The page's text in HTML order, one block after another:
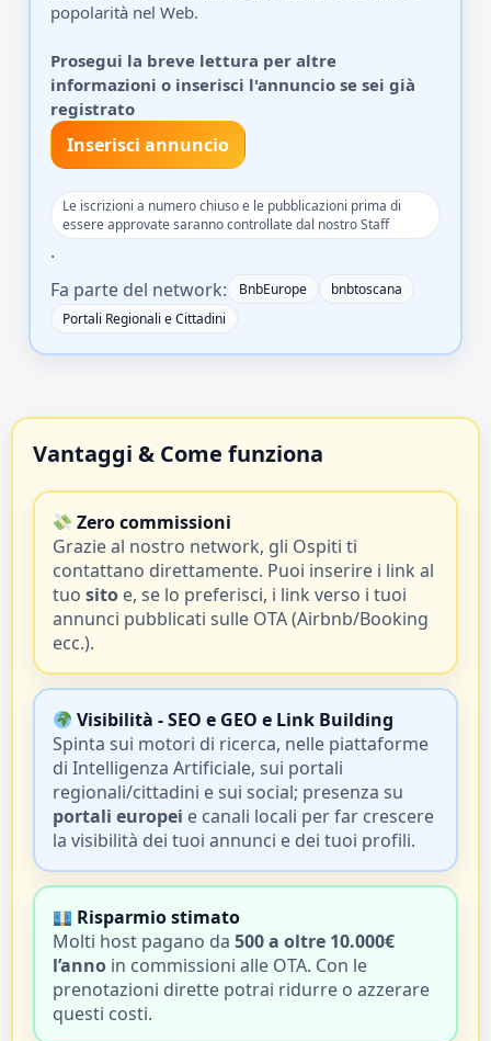
popolarità nel Web.
Prosegui la breve lettura per altre
informazioni o inserisci l'annuncio se sei già
registrato
Inserisci annuncio
Le iscrizioni a numero chiuso e le pubblicazioni prima di
essere approvate saranno controllate dal nostro Staff
.
Fa parte del network:
BnbEurope
bnbtoscana
Portali Regionali e Cittadini
Vantaggi & Come funziona
Zero commissioni
Grazie al nostro network, gli Ospiti ti
contattano direttamente. Puoi inserire i link al
tuo sito e, se lo preferisci, i link verso i tuoi
annunci pubblicati sulle OTA (Airbnb/Booking
ecc.).
Visibilità - SEO e GEO e Link Building
Spinta sui motori di ricerca, nelle piattaforme
di Intelligenza Artificiale, sui portali
regionali/cittadini e sui social; presenza su
portali europei e canali locali per far crescere
la visibilità dei tuoi annunci e dei tuoi profili.
Risparmio stimato
Molti host pagano da 500 a oltre 10.000€
l’anno in commissioni alle OTA. Con le
prenotazioni dirette potrai ridurre o azzerare
questi costi.